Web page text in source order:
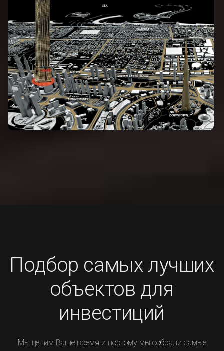
Подбор самых лучших
объектов для
инвестиций
Мы ценим Ваше время и поэтому мы собрали самые